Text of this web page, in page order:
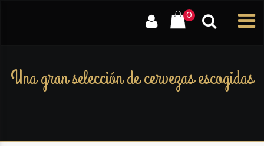
0
Una gran selección de cervezas escogidas